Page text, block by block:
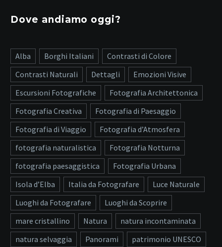
Dove andiamo oggi?
Alba Borghi Italiani
Contrasti di Colore
Contrasti Naturali
Dettagli
Emozioni Visive
Escursioni Fotografiche
Fotografia Architettonica
Fotografia Creativa
Fotografia di Paesaggio
Fotografia di Viaggio
Fotografia d’Atmosfera
fotografia naturalistica
Fotografia Notturna
fotografia paesaggistica
Fotografia Urbana
Isola d’Elba
Italia da Fotografare
Luce Naturale
Luoghi da Fotografare
Luoghi da Scoprire
mare cristallino
Natura
natura incontaminata
natura selvaggia
Panorami
patrimonio UNESCO